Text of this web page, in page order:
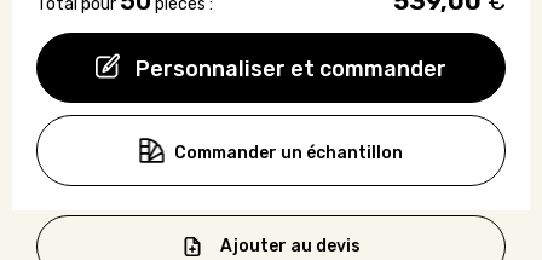
Personnaliser et commander
Total pour pièces :
Commander un échantillon
Ajouter au devis